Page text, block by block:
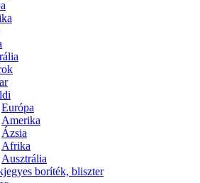
Európa
Amerika
Ázsia
Afrika
Ausztrália
boríték, bliszter